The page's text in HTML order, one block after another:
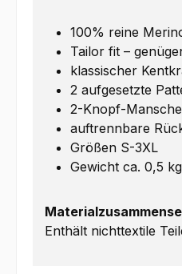
100% reine
Tailor fit –
klassischer
2 aufgesetzte
2-Knopf-
auftrennbare
Größen S-3XL
Gewicht ca. 0,5 kg
Enthält nichttextile